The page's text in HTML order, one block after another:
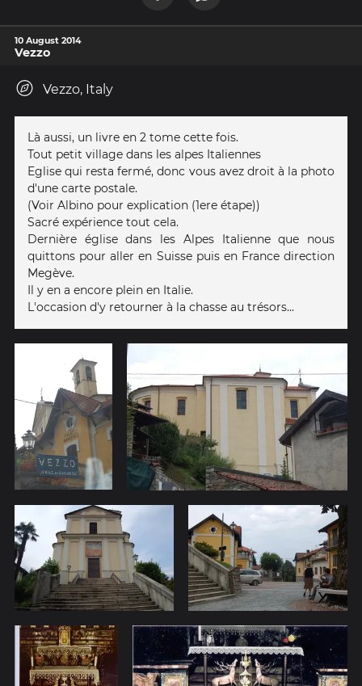
10 August 2014
Vezzo
Vezzo, Italy
Là aussi, un livre en 2 tome cette fois.
Tout petit village dans les alpes Italiennes
Eglise qui resta fermé, donc vous avez droit à la photo
d'une carte postale.
(Voir Albino pour explication (1ere étape))
Sacré expérience tout cela.
Dernière église dans les Alpes Italienne que nous
quittons pour aller en Suisse puis en France direction
Megève.
Il y en a encore plein en Italie.
L'occasion d'y retourner à la chasse au trésors...